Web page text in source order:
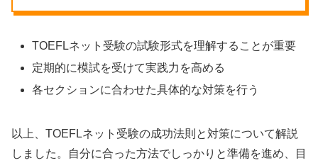
TOEFLネット受験の試験形式を理解することが重要
定期的に模試を受けて実践力を高める
各セクションに合わせた具体的な対策を行う
以上、TOEFLネット受験の成功法則と対策について解説
しました。自分に合った方法でしっかりと準備を進め、目